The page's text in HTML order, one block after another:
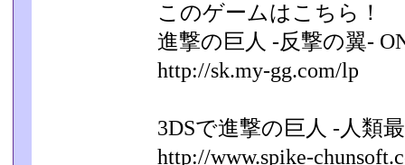
このゲームはこちら！
進撃の巨人 -反撃の翼-
http://sk.my-gg.com/lp
3DSで進撃の巨人 -人類
http://www.spike-